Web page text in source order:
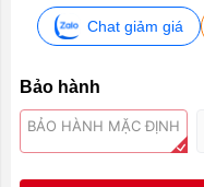
Chat giảm giá
Bảo hành
BẢO HÀNH MẶC ĐỊNH